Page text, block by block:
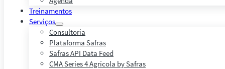
Treinamentos
Serviços
Consultoria
Plataforma Safras
Safras API Data Feed
CMA Series 4 Agrícola by Safras